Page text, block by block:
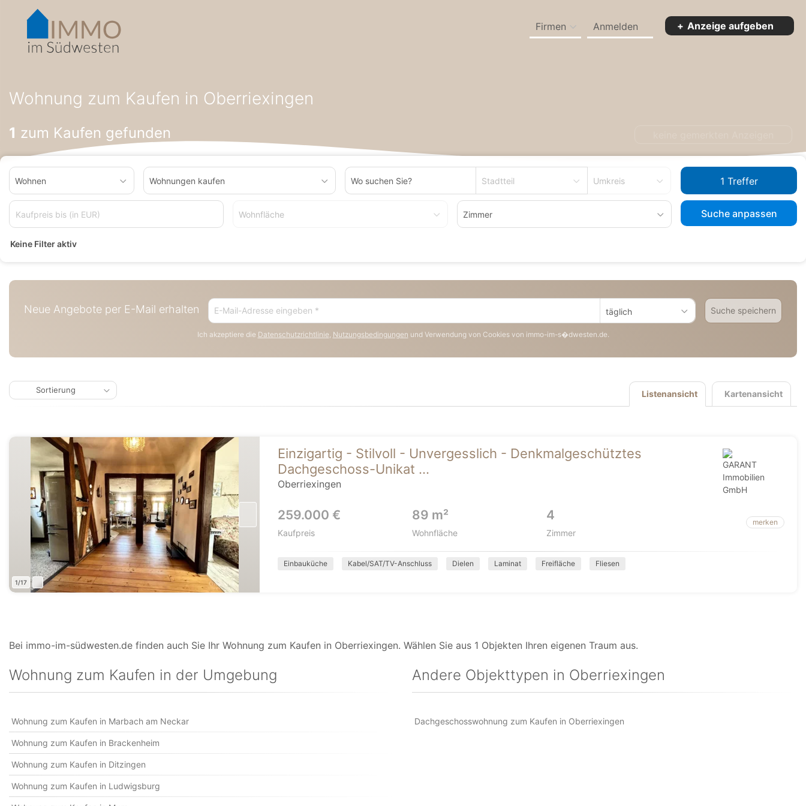
Accessibility-
Modus
Firmen Anmelden Anzeige aufgeben
Wohnung zum Kaufen in Oberriexingen
1 zum Kaufen gefunden
Wohnen Wohnungen kaufen Stadtteil Umkreis
Wohnfläche Zimmer Suche anpassen
Keine Filter aktiv
Neue Angebote per E-Mail erhalten täglich Suche speichern
Ich akzeptiere die Datenschutzrichtlinie, Nutzungsbedingungen und Verwendung von Cookies von immo-im-s�dwesten.de.
Sortierung Kartenansicht
Listenansicht
1/17
Einzigartig - Stilvoll - Unvergesslich - Denkmalgeschütztes
Dachgeschoss-Unikat ...
Oberriexingen
259.000 €
Kaufpreis
89 m²
Wohnfläche
4
Zimmer
merken
Einbauküche Kabel/SAT/TV-Anschluss Dielen Laminat Freifläche Fliesen
Bei immo-im-südwesten.de finden auch Sie Ihr Wohnung zum Kaufen in Oberriexingen. Wählen Sie aus 1 Objekten Ihren eigenen Traum aus.
Wohnung zum Kaufen in der Umgebung
Wohnung zum Kaufen in Marbach am Neckar
Wohnung zum Kaufen in Brackenheim
Wohnung zum Kaufen in Ditzingen
Wohnung zum Kaufen in Ludwigsburg
Andere Objekttypen in Oberriexingen
Dachgeschosswohnung zum Kaufen in Oberriexingen